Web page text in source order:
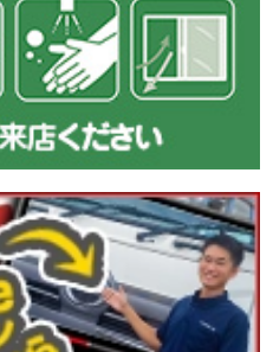
プ H29 レンジャー 極東開発
4.4万km
とスムーズです❗
テキな
*˙˘˙)ノ =͟͟͞͞♡ブォン